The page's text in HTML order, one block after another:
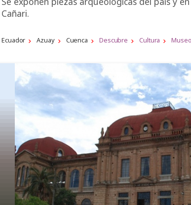
Cañari.
Ecuador Azuay Cuenca Descubre Cultura